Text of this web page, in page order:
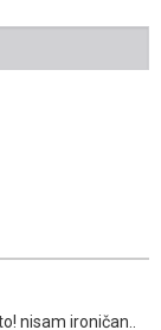
nisam ironičan..